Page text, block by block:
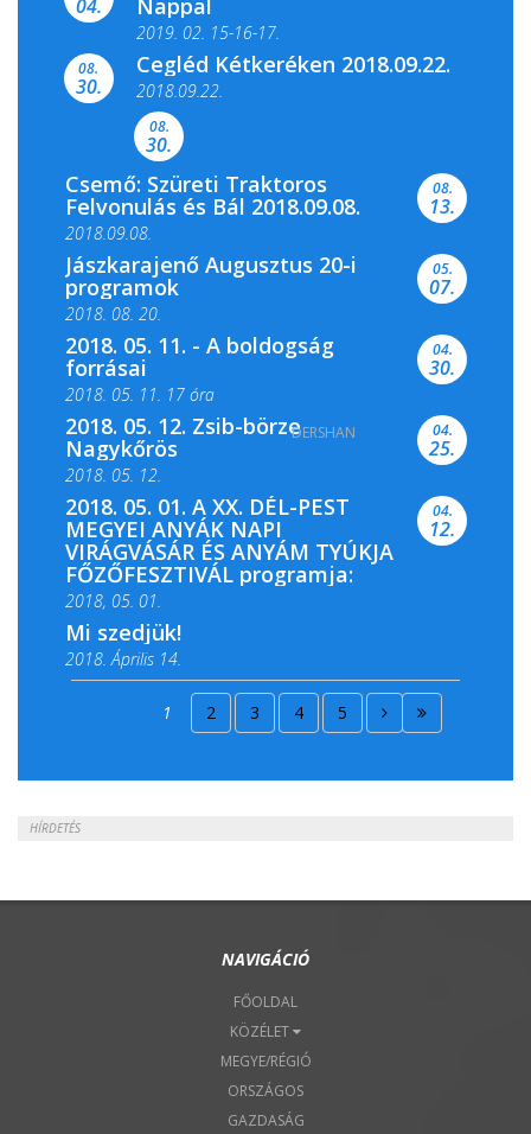
04.
2019. 02. 15-16-17.
Színes és tartalmas programokkal várja a
Csemői Községi Könyvtár és...
08.
30.
Cegléd Kétkeréken 2018.09.22.
2018.09.22.
08.
30.
Csemő: Szüreti Traktoros
Felvonulás és Bál 2018.09.08.
2018.09.08.
08.
13.
Jászkarajenő Augusztus 20-i
programok
2018. 08. 20.
05.
07.
2018. 05. 11. - A boldogság
forrásai
2018. 05. 11. 17 óra
2018. 05. 11. 19 óra
04.
30.
2018. 05. 12. Zsib-börze
Nagykőrös
2018. 05. 12.
04.
25.
2018. 05. 01. A XX. DÉL-PEST
MEGYEI ANYÁK NAPI
VIRÁGVÁSÁR ÉS ANYÁM TYÚKJA
FŐZŐFESZTIVÁL programja:
2018, 05. 01.
04.
12.
Mi szedjük!
2018. Április 14.
2018. Április 15.
1 2 3 4 5
HÍRDETÉS
NAVIGÁCIÓ
FŐOLDAL
KÖZÉLET
MEGYE/RÉGIÓ
ORSZÁGOS
GAZDASÁG
DERSHAN